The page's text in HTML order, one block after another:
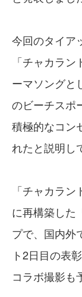
今回のタイア
「チャカラ
ーマソングと
のビーチスポ
積極的なコン
れたと説明し
「チャカラ
に再構築した
プで、国内外
ト2日目の表
コラボ撮影も